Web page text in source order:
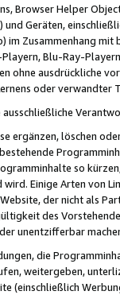
Browser Helper
Geräten,
im Zusammenhang
Blu-Ray-
ohne ausdrückliche
oder
ausschließliche
ergänzen, löschen
so
Einige Arten von
der nicht als
des
unentzifferbar
die
weitergeben,
(einschließlich